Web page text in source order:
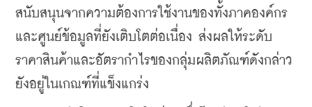
สนับสนุนจากความต้องการใช้งานของทั้งภาคองค์กร
และศูนย์ข้อมูลที่ยังเติบโตต่อเนื่อง ส่งผลให้ระดับ
ราคาสินค้าและอัตรากำไรของกลุ่มผลิตภัณฑ์ดังกล่าว
ยังอยู่ในเกณฑ์ที่แข็งแกร่ง